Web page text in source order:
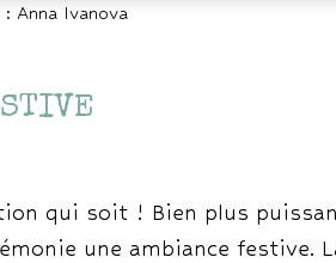
: Anna Ivanova
qui soit ! Bien plus
une ambiance festive.